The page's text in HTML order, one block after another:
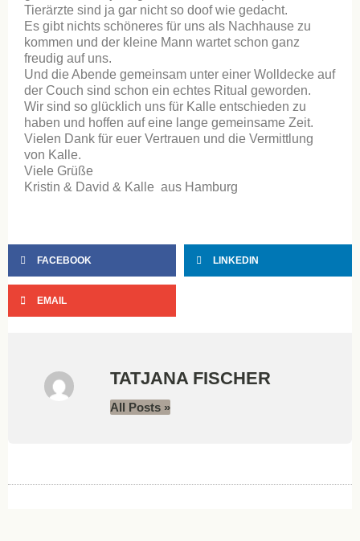
Tierärzte sind ja gar nicht so doof wie gedacht.
Es gibt nichts schöneres für uns als Nachhause zu
kommen und der kleine Mann wartet schon ganz
freudig auf uns.
Und die Abende gemeinsam unter einer Wolldecke auf
der Couch sind schon ein echtes Ritual geworden.
Wir sind so glücklich uns für Kalle entschieden zu
haben und hoffen auf eine lange gemeinsame Zeit.
Vielen Dank für euer Vertrauen und die Vermittlung
von Kalle.
Viele Grüße
Kristin & David & Kalle aus Hamburg
FACEBOOK LINKEDIN
EMAIL
TATJANA FISCHER
All Posts »